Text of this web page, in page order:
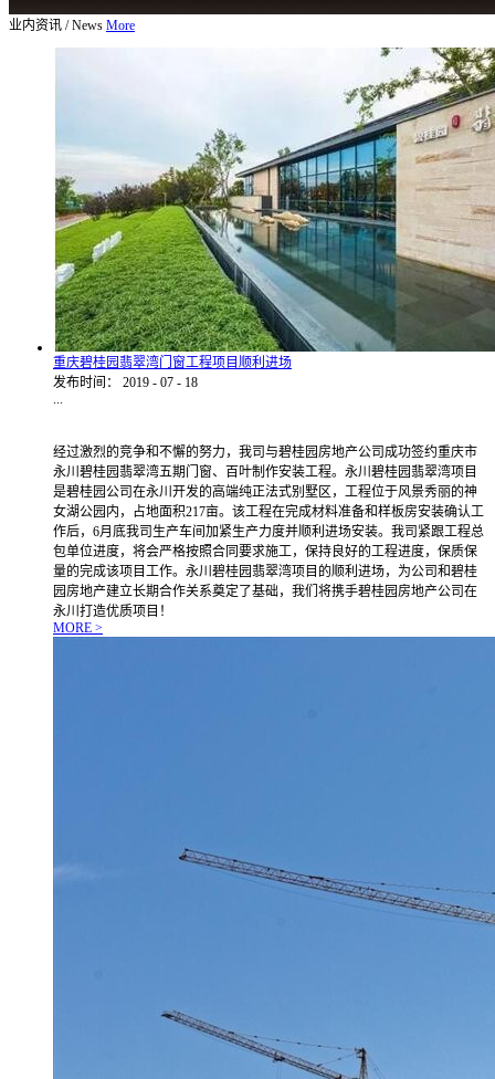
业内资讯 / News More
重庆碧桂园翡翠湾门窗工程项目顺利进场
发布时间：
2019 - 07 - 18
...
经过激烈的竞争和不懈的努力，我司与碧桂园房地产公司成功签约重庆市
永川碧桂园翡翠湾五期门窗、百叶制作安装工程。永川碧桂园翡翠湾项目
是碧桂园公司在永川开发的高端纯正法式别墅区，工程位于风景秀丽的神
女湖公园内，占地面积217亩。该工程在完成材料准备和样板房安装确认工
作后，6月底我司生产车间加紧生产力度并顺利进场安装。我司紧跟工程总
包单位进度，将会严格按照合同要求施工，保持良好的工程进度，保质保
量的完成该项目工作。永川碧桂园翡翠湾项目的顺利进场，为公司和碧桂
园房地产建立长期合作关系奠定了基础，我们将携手碧桂园房地产公司在
永川打造优质项目！
MORE >